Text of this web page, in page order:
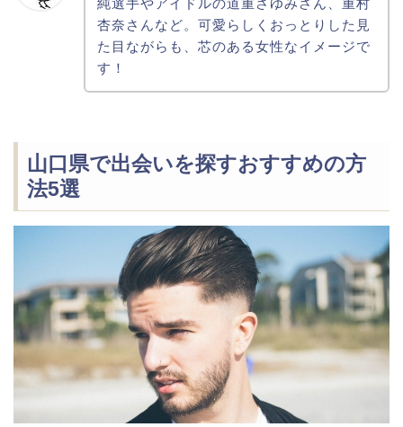
純選手やアイドルの道重さゆみさん、重村
杏奈さんなど。可愛らしくおっとりした見
た目ながらも、芯のある女性なイメージで
す！
山口県で出会いを探すおすすめの方
法5選